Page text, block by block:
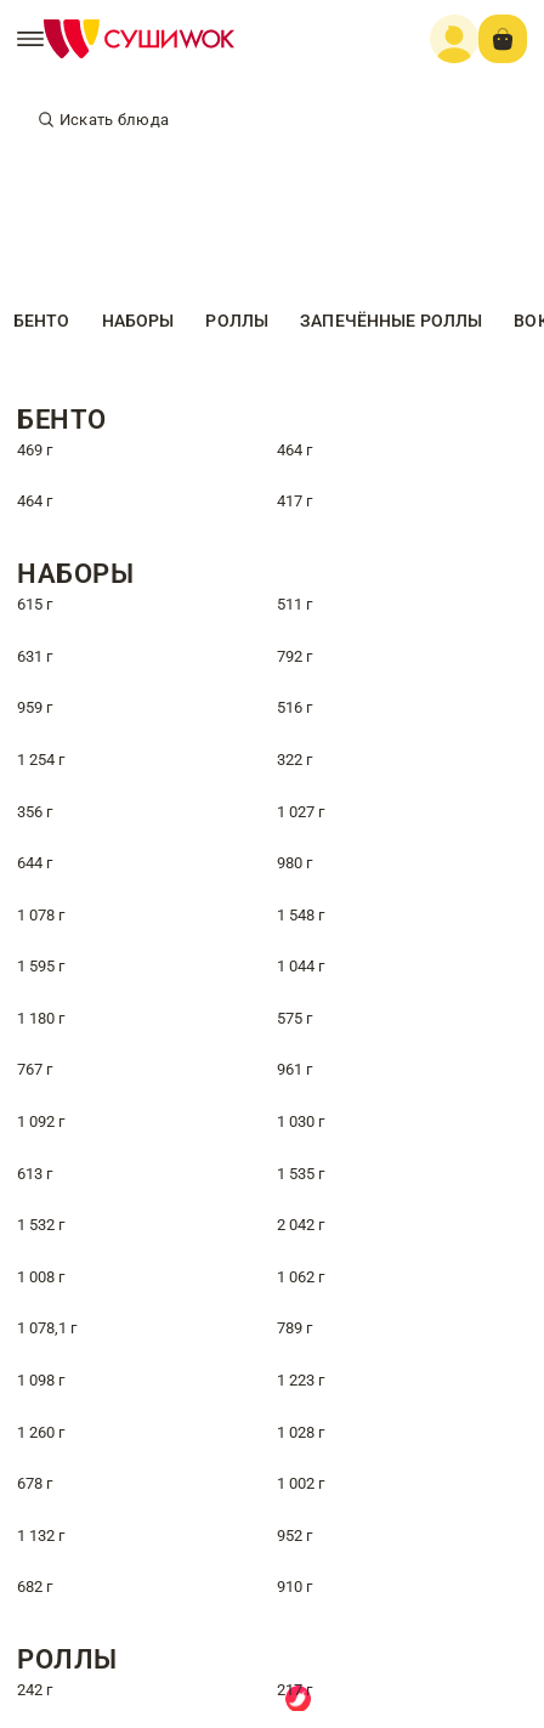
Искать блюда
БЕНТО НАБОРЫ РОЛЛЫ ЗАПЕЧЁННЫЕ РОЛЛЫ
БЕНТО
469 г 464 г
464 г 417 г
НАБОРЫ
615 г 511 г
631 г 792 г
959 г 516 г
1 254 г 322 г
356 г 1 027 г
644 г 980 г
1 078 г 1 548 г
1 595 г 1 044 г
1 180 г 575 г
767 г 961 г
1 092 г 1 030 г
613 г 1 535 г
1 532 г 2 042 г
1 008 г 1 062 г
1 078,1 г 789 г
1 098 г 1 223 г
1 260 г 1 028 г
678 г 1 002 г
1 132 г 952 г
682 г 910 г
РОЛЛЫ
242 г 217 г